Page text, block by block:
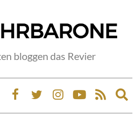
bloggen das Revier